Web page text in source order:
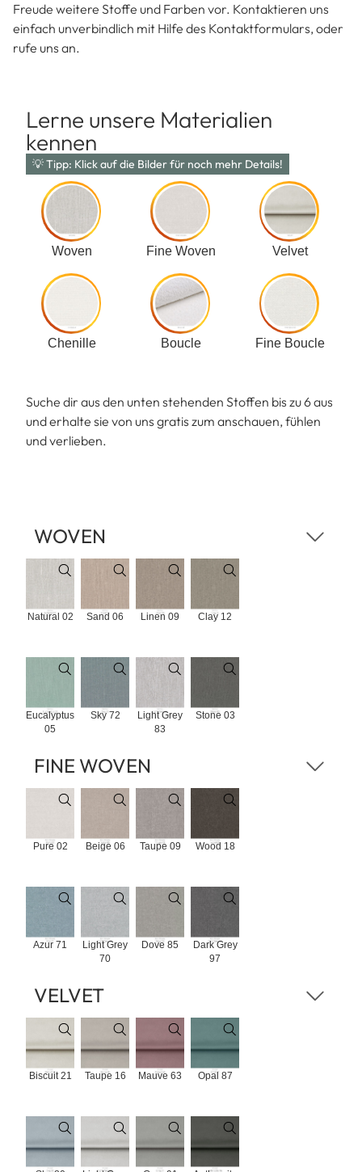
Freude weitere Stoffe und Farben vor. Kontaktieren uns
einfach unverbindlich mit Hilfe des Kontaktformulars, oder
rufe uns an.
Lerne unsere Materialien
kennen
💡 Tipp: Klick auf die Bilder für noch mehr Details!
Woven Fine Woven Velvet
Chenille Boucle Fine Boucle
Suche dir aus den unten stehenden Stoffen bis zu 6 aus
und erhalte sie von uns gratis zum anschauen, fühlen
und verlieben.
WOVEN
Natural 02 Sand 06 Linen 09 Clay 12
Eucalyptus
05
Sky 72
Light Grey
83
Stone 03
FINE WOVEN
Pure 02 Beige 06 Taupe 09 Wood 18
Azur 71
Light Grey
70
Dove 85
Dark Grey
97
VELVET
Biscuit 21 Taupe 16 Mauve 63 Opal 87